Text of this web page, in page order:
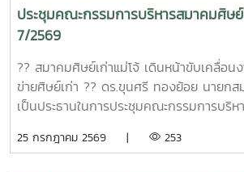
ประชุมคณะกรรมการบริหารสมาคมศิษ
7/2569
?? สมาคมศิษย์เก่าแม่โจ้ เดินหน้าขับเคลื่อน
ข่ายศิษย์เก่า ?? ดร.ขุนศรี ทองย้อย นายกส
เป็นประธานในการประชุมคณะกรรมการบริ
ดำเนินงานของสมาคมฯ ให้เป็นไปอย่างมีปร
25 กรกฎาคม 2569 | 253